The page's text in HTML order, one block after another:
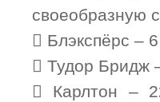
своеобразную
 Блэкспёрс –
 Тудор Бридж
 Карлтон –